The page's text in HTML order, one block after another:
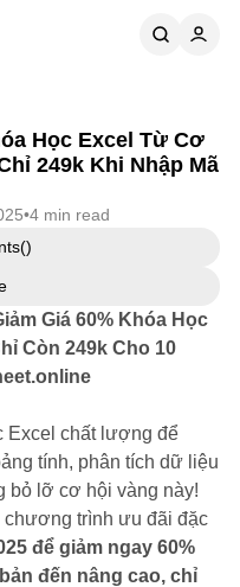
Học Excel Từ Cơ
249k Khi Nhập Mã
•4 min read
Giá 60% Khóa Học
Còn 249k Cho 10
Excel chất lượng để
tính, phân tích dữ liệu
bỏ lỡ cơ hội vàng này!
trình ưu đãi đặc
để giảm ngay 60%
đến nâng cao, chỉ